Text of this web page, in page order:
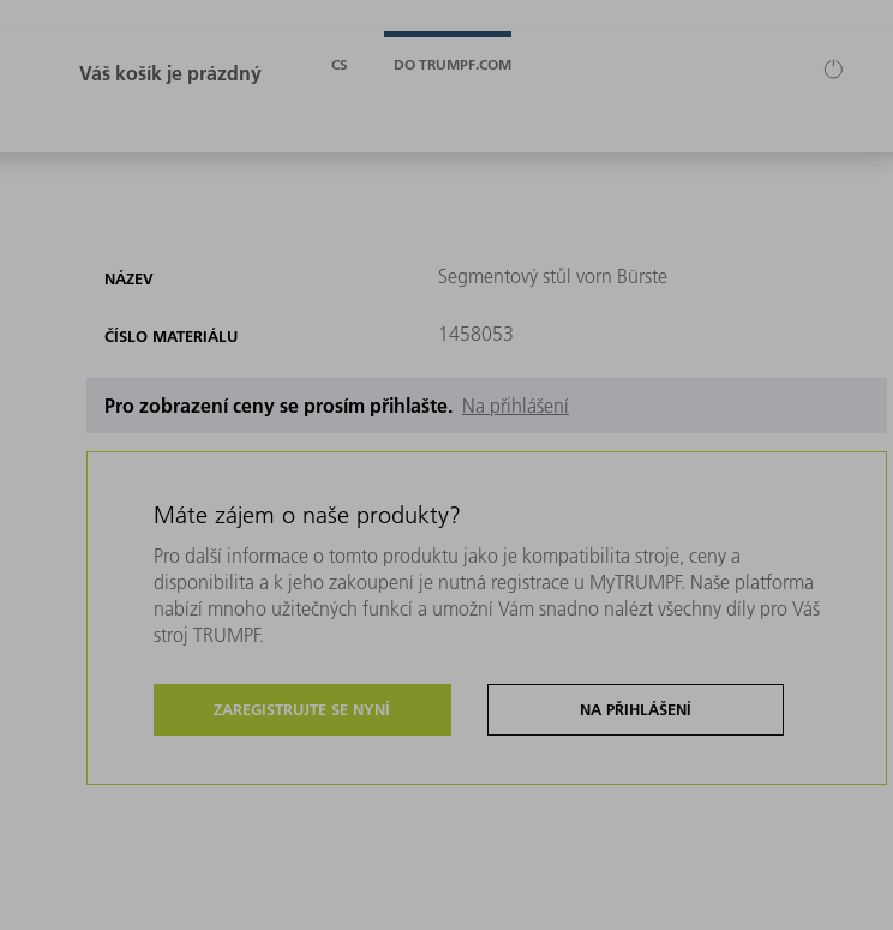
CS DO TRUMPF.COM
NÁZEV Segmentový stůl vorn Bürste
ČÍSLO MATERIÁLU 1458053
Pro zobrazení ceny se prosím přihlašte. Na přihlášení
Máte zájem o naše produkty?
Pro další informace o tomto produktu jako je kompatibilita stroje, ceny a
disponibilita a k jeho zakoupení je nutná registrace u MyTRUMPF. Naše platforma
nabízí mnoho užitečných funkcí a umožní Vám snadno nalézt všechny díly pro Váš
stroj TRUMPF.
ZAREGISTRUJTE SE NYNÍ NA PŘIHLÁŠENÍ